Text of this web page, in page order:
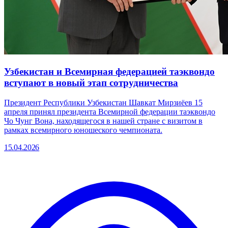
Узбекистан и Всемирная федерацией таэквондо
вступают в новый этап сотрудничества
Президент Республики Узбекистан Шавкат Мирзиёев 15
апреля принял президента Всемирной федерации таэквондо
Чо Чунг Вона, находящегося в нашей стране с визитом в
рамках всемирного юношеского чемпионата.
15.04.2026